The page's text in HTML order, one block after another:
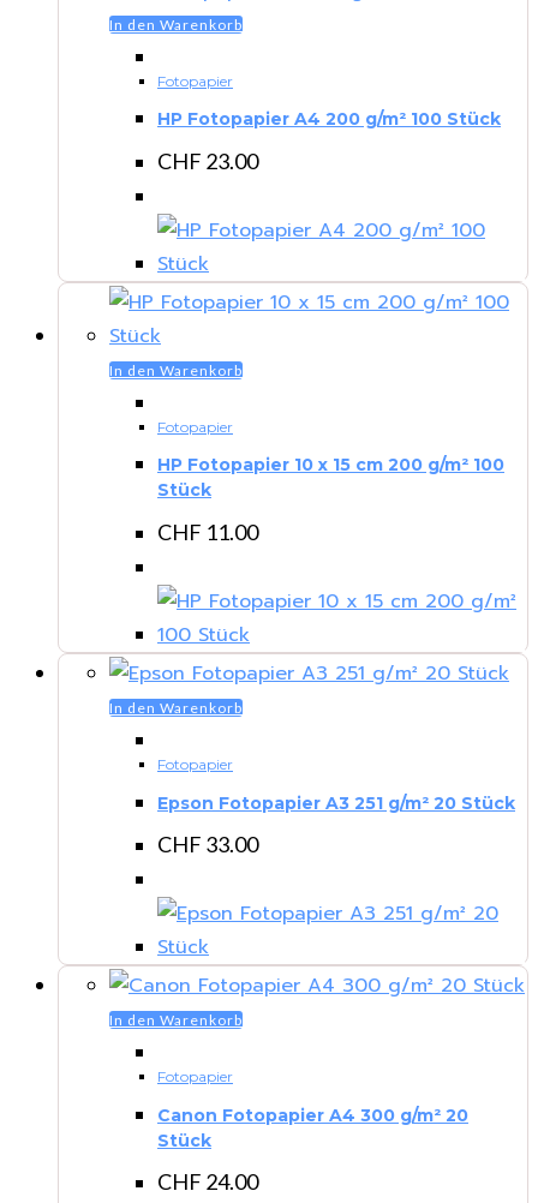
In den Warenkorb
Fotopapier
HP Fotopapier A4 200 g/m² 100 Stück
CHF 23.00
In den Warenkorb
Fotopapier
HP Fotopapier 10 x 15 cm 200 g/m² 100
Stück
CHF 11.00
In den Warenkorb
Fotopapier
Epson Fotopapier A3 251 g/m² 20 Stück
CHF 33.00
In den Warenkorb
Fotopapier
Canon Fotopapier A4 300 g/m² 20
Stück
CHF 24.00